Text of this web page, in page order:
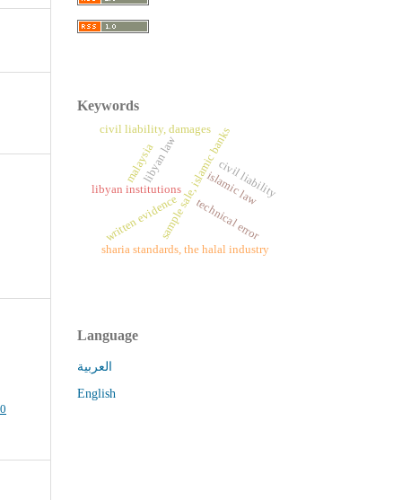
Keywords
sample sale, islamic banks
malaysia
sharia standards, the halal industry
libyan institutions islamic law
civil liability
libyan law
written evidence
civil liability, damages
technical error
Language
العربية
English